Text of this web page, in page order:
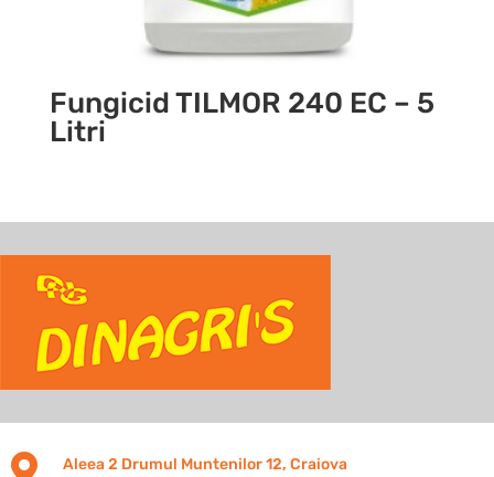
Fungicid TILMOR 240 EC – 5
Litri
 Aleea 2 Drumul Muntenilor 12, Craiova